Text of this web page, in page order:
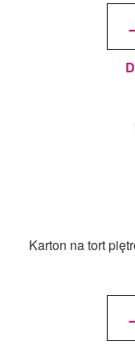
-
Karton na tort
-